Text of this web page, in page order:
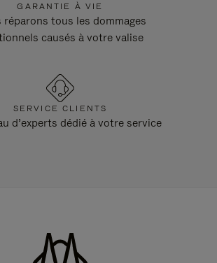
GARANTIE À VIE
réparons tous les dommages
causés à votre valise
SERVICE CLIENTS
d’experts dédié à votre service